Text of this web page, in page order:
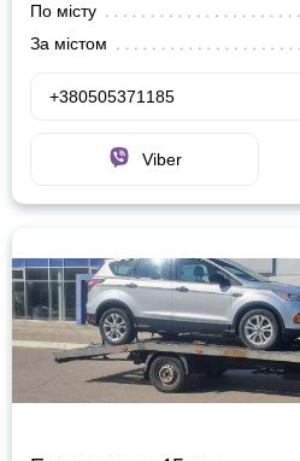
По місту
За містом
+380505371185
Viber